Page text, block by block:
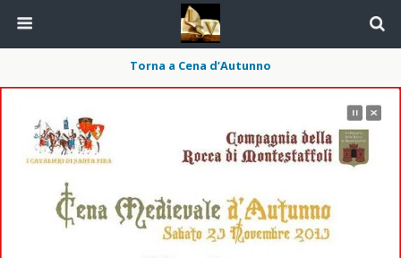
Torna a Cena d’Autunno